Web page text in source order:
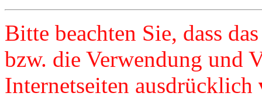
Bitte beachten Sie, dass
bzw. die Verwendung und
Internetseiten ausdrücklich